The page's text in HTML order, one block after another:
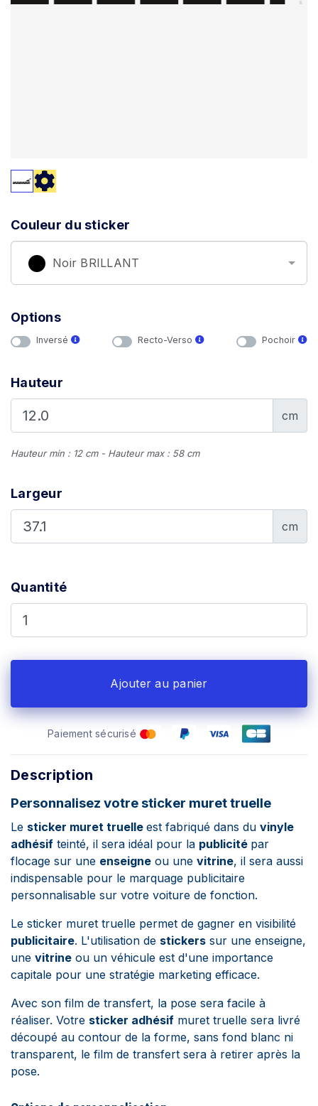
Couleur du sticker
Noir BRILLANT
Options
Inversé Recto-Verso Pochoir
Hauteur
cm
Hauteur min : 12 cm - Hauteur max : 58 cm
Largeur
cm
Quantité
Ajouter au panier
Paiement sécurisé
Description
Personnalisez votre sticker muret truelle
Le sticker muret truelle est fabriqué dans du vinyle
adhésif teinté, il sera idéal pour la publicité par
flocage sur une enseigne ou une vitrine, il sera aussi
indispensable pour le marquage publicitaire
personnalisable sur votre voiture de fonction.
Le sticker muret truelle permet de gagner en visibilité
publicitaire. L'utilisation de stickers sur une enseigne,
une vitrine ou un véhicule est d'une importance
capitale pour une stratégie marketing efficace.
Avec son film de transfert, la pose sera facile à
réaliser. Votre sticker adhésif muret truelle sera livré
découpé au contour de la forme, sans fond blanc ni
transparent, le film de transfert sera à retirer après la
pose.